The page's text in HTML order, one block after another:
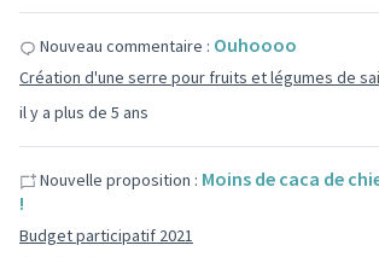
il y a plus de 5 ans
Nouveau commentaire : Ouhoooo
Création d'une serre pour fruits et légumes de
Nouvelle proposition : Moins de caca de
!
Budget participatif 2021